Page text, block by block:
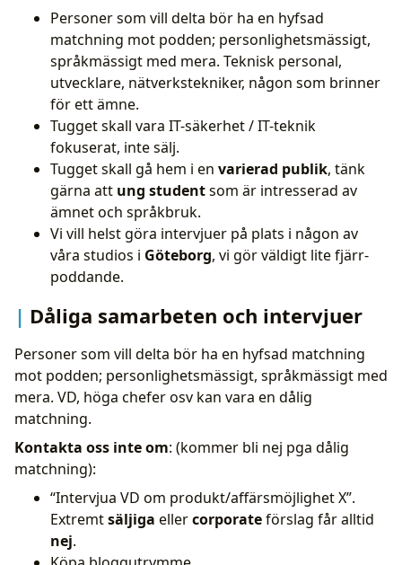
Personer som vill delta bör ha en hyfsad
matchning mot podden; personlighetsmässigt,
språkmässigt med mera. Teknisk personal,
utvecklare, nätverkstekniker, någon som brinner
för ett ämne.
Tugget skall vara IT-säkerhet / IT-teknik
fokuserat, inte sälj.
Tugget skall gå hem i en varierad publik, tänk
gärna att ung studentsom är intresserad av
ämnet och språkbruk.
Vi vill helst göra intervjuer på plats i någon av
våra studios i Göteborg, vi gör väldigt lite fjärr-
poddande.
Dåliga samarbeten och intervjuer
Personer som vill delta bör ha en hyfsad matchning
mot podden; personlighetsmässigt, språkmässigt med
mera. VD, höga chefer osv kan vara en dålig
matchning.
Kontakta oss inte om: (kommer bli nej pga dålig
matchning):
“Intervjua VD om produkt/affärsmöjlighet X”.
Extremtsäljiga ellercorporateförslag får alltid
nej.